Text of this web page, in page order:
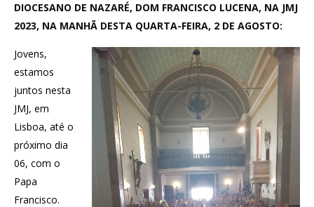
DIOCESANO DE NAZARÉ, DOM FRANCISCO LUCENA, NA JMJ
2023, NA MANHÃ DESTA QUARTA-FEIRA, 2 DE AGOSTO:
Jovens,
estamos
juntos nesta
JMJ, em
Lisboa, até o
próximo dia
06, com o
Papa
Francisco.